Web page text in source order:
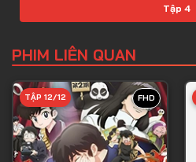
Tập 4
Tập 6
Tập 7
Tập 8
Tập 9
PHIM LIÊN QUAN
FHD
TẬP 12/12